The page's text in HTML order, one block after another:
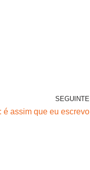
SEGUINTE
é assim que eu escrevo